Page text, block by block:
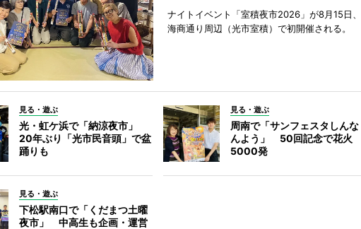
ナイトイベント「室積夜市2026」が8月15日、
海商通り周辺（光市室積）で初開催される。
見る・遊ぶ
光・虹ケ浜で「納涼夜市」
20年ぶり「光市民音頭」で盆
踊りも
見る・遊ぶ
周南で「サンフェスタしんな
んよう」 50回記念で花火
5000発
見る・遊ぶ
下松駅南口で「くだまつ土曜
夜市」 中高生も企画・運営